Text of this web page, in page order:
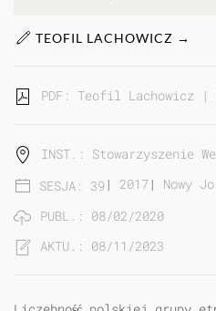
TEOFIL LACHOWICZ →
PDF: Teofil Lachowicz |
INST.: Stowarzyszenie
SESJA: 39 | 2017| Nowy
PUBL.: 08/02/2020
AKTU.: 08/11/2023